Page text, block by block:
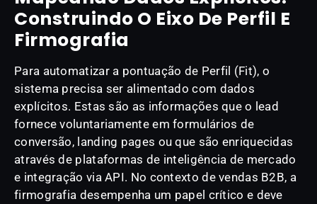
Construindo O Eixo De Perfil E
Firmografia
Para automatizar a pontuação de Perfil (Fit), o
sistema precisa ser alimentado com dados
explícitos. Estas são as informações que o lead
fornece voluntariamente em formulários de
conversão, landing pages ou que são enriquecidas
através de plataformas de inteligência de mercado
e integração via API. No contexto de vendas B2B, a
firmografia desempenha um papel crítico e deve